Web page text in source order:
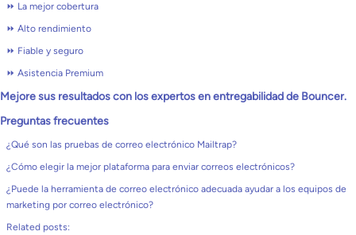
⏩ La mejor cobertura
⏩ Alto rendimiento
⏩ Fiable y seguro
⏩ Asistencia Premium
Mejore sus resultados con los expertos en entregabilidad de Bouncer.
Preguntas frecuentes
¿Qué son las pruebas de correo electrónico Mailtrap?
¿Cómo elegir la mejor plataforma para enviar correos electrónicos?
¿Puede la herramienta de correo electrónico adecuada ayudar a los equipos de
marketing por correo electrónico?
Related posts: